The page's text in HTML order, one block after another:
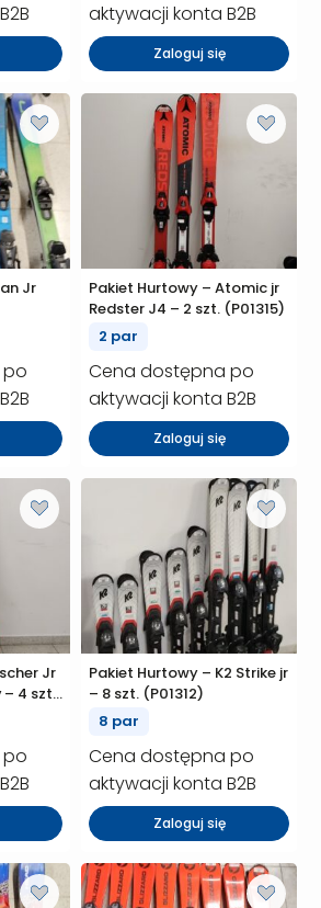
aktywacji konta B2B
Zaloguj się
Jr
Ace/Explore/Maxx
Pakiet Hurtowy – Atomic jr
Redster J4 – 2 szt. (P01315)
2 par
Cena dostępna po
aktywacji konta B2B
Zaloguj się
Jr
– 4 szt.
Pakiet Hurtowy – K2 Strike jr
– 8 szt. (P01312)
8 par
Cena dostępna po
aktywacji konta B2B
Zaloguj się